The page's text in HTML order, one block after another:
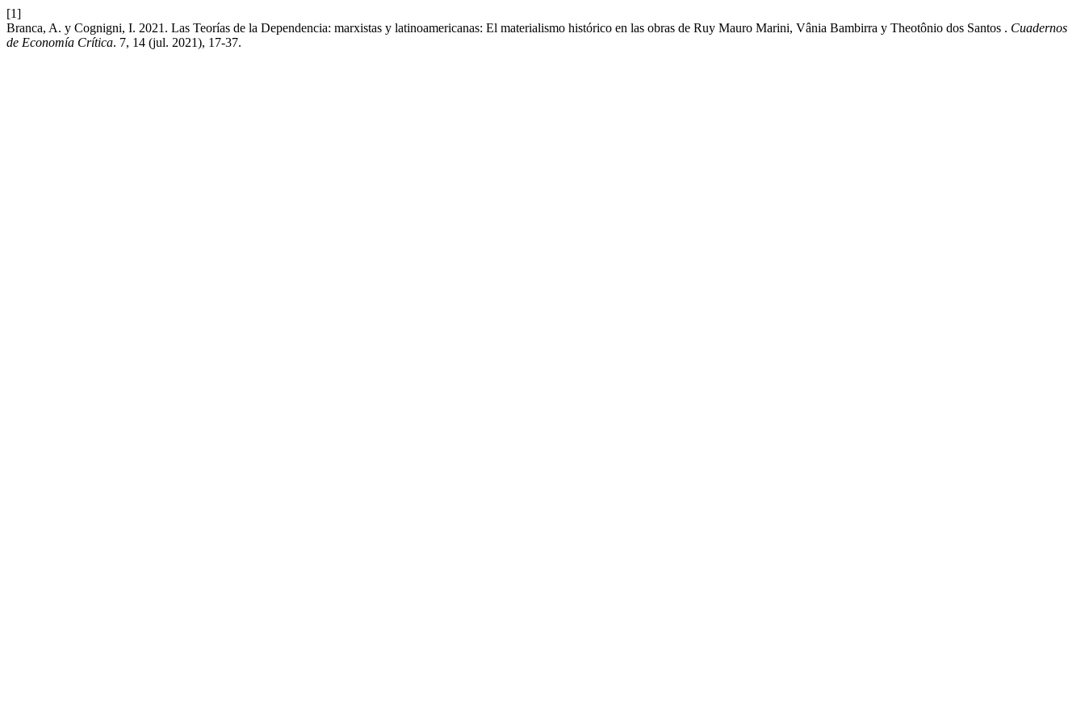
[1]
Branca, A. y Cognigni, I. 2021. Las Teorías de la Dependencia: marxistas y latinoamericanas: El materialismo histórico en las obras de Ruy Mauro Marini, Vânia Bambirra y Theotônio dos Santos . Cuadernos
de Economía Crítica. 7, 14 (jul. 2021), 17-37.